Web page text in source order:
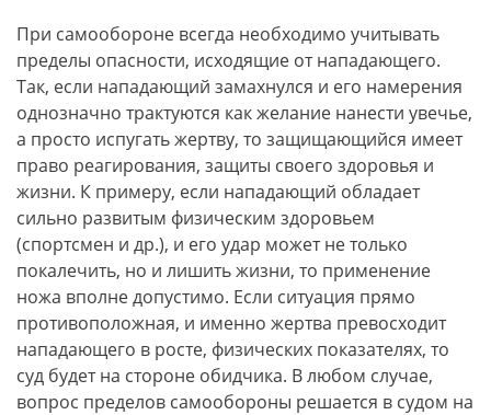
При самообороне всегда необходимо учитывать
пределы опасности, исходящие от нападающего.
Так, если нападающий замахнулся и его намерения
однозначно трактуются как желание нанести увечье,
а просто испугать жертву, то защищающийся имеет
право реагирования, защиты своего здоровья и
жизни. К примеру, если нападающий обладает
сильно развитым физическим здоровьем
(спортсмен и др.), и его удар может не только
покалечить, но и лишить жизни, то применение
ножа вполне допустимо. Если ситуация прямо
противоположная, и именно жертва превосходит
нападающего в росте, физических показателях, то
суд будет на стороне обидчика. В любом случае,
вопрос пределов самообороны решается в судом на